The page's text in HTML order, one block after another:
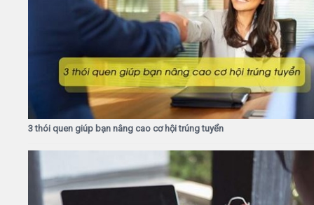
3 thói quen giúp bạn nâng cao cơ hội trúng tuyển